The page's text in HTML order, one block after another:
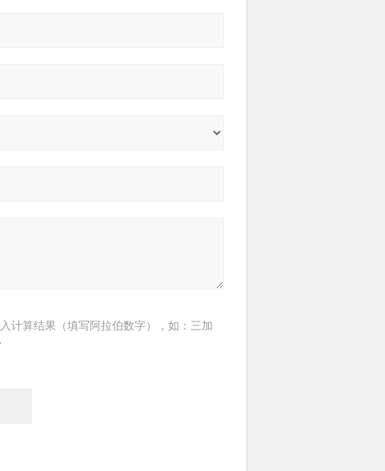
计算结果（填写阿拉伯数字），如：三加